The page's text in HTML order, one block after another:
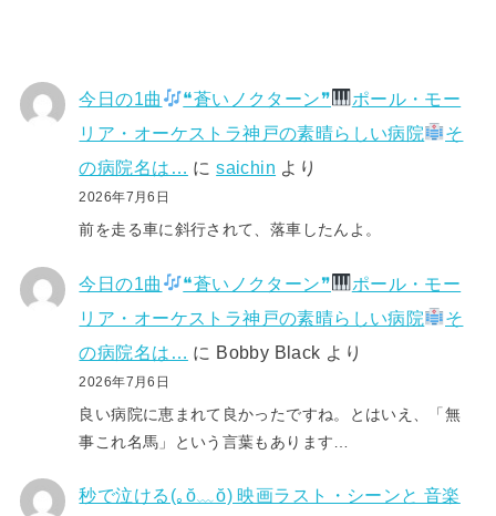
今日の1曲 ❝蒼いノクターン❞
ポール・モー
リア・オーケストラ神戸の素晴らしい病院
そ
の病院名は… にsaichin より
2026年7月6日
前を走る車に斜行されて、落車したんよ。
今日の1曲 ❝蒼いノクターン❞
ポール・モー
リア・オーケストラ神戸の素晴らしい病院
そ
の病院名は… に Bobby Black より
2026年7月6日
良い病院に恵まれて良かったですね。とはいえ、「無
事これ名馬」という言葉もあります…
秒で泣ける(⁠｡⁠ŏ⁠﹏⁠ŏ⁠) 映画ラスト・シーンと 音楽